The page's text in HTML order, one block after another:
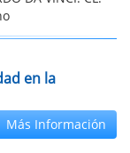
en la
Más Información